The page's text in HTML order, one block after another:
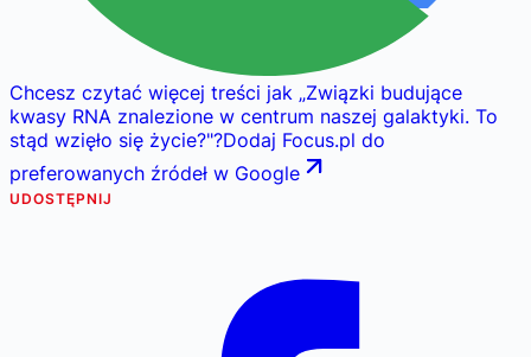
Chcesz czytać więcej treści jak „Związki budujące
kwasy RNA znalezione w centrum naszej galaktyki. To
stąd wzięło się życie?"?Dodaj Focus.pl do
preferowanych źródeł w Google
UDOSTĘPNIJ